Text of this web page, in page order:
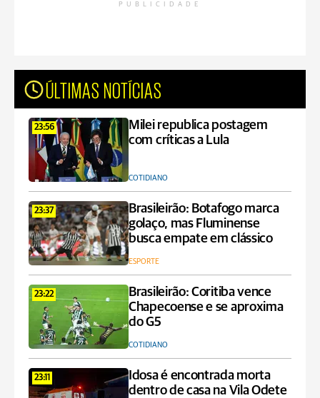
PUBLICIDADE
ÚLTIMAS NOTÍCIAS
23:56
Milei republica postagem
com críticas a Lula
COTIDIANO
23:37
Brasileirão: Botafogo marca
golaço, mas Fluminense
busca empate em clássico
ESPORTE
23:22
Brasileirão: Coritiba vence
Chapecoense e se aproxima
do G5
COTIDIANO
23:11
Idosa é encontrada morta
dentro de casa na Vila Odete